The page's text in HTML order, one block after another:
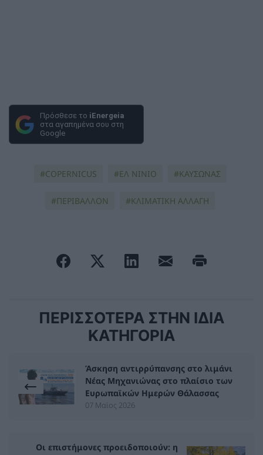
Πρόσθεσε το iEnergeia
στα αγαπημένα σου στη
Google
COPERNICUS ΕΛ ΝΙΝΙΟ ΚΑΥΣΩΝΑΣ
ΠΕΡΙΒΑΛΛΟΝ ΚΛΙΜΑΤΙΚΗ ΑΛΛΑΓΗ
ΠΕΡΙΣΣΟΤΕΡΑ ΣΤΗΝ ΙΔΙΑ
ΚΑΤΗΓΟΡΙΑ
Άσκηση αντιρρύπανσης στο λιμάνι
Νέας Μηχανιώνας στο πλαίσιο των
Ευρωπαϊκών Ημερών Θάλασσας
07 Μαϊος 2026
Οι επιστήμονες προειδοποιούν: η